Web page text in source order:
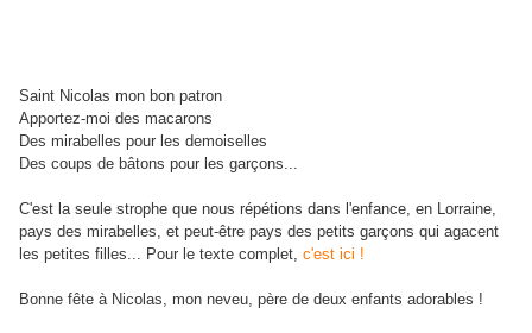
Saint Nicolas mon bon patron
Apportez-moi des macarons
Des mirabelles pour les demoiselles
Des coups de bâtons pour les garçons...
C'est la seule strophe que nous répétions dans l'enfance, en Lorraine,
pays des mirabelles, et peut-être pays des petits garçons qui agacent
les petites filles... Pour le texte complet, c'est ici !
Bonne fête à Nicolas, mon neveu, père de deux enfants adorables !